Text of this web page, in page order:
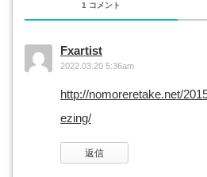
1 コメント
Fxartist
2022.03.20 5:36am
http://nomoreretake.net/
ezing/
返信